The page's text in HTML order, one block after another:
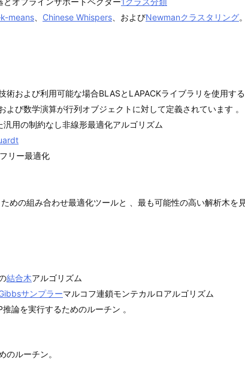
means Chinese Whispers 、およびNewmanクラスタリング。
術および利用可能な場合BLASとLAPACKライブラリを使用す
よび数学演算が行列オブジェクトに対して定義されています 。
汎用の制約なし非線形最適化アルゴリズム
リー最適化
めの組み合わせ最適化ツールと 、最も可能性の高い解析木を
結合木アルゴリズム
サンプラーマルコフ連鎖モンテカルロアルゴリズム
論を実行するためのルーチン 。
のルーチン。